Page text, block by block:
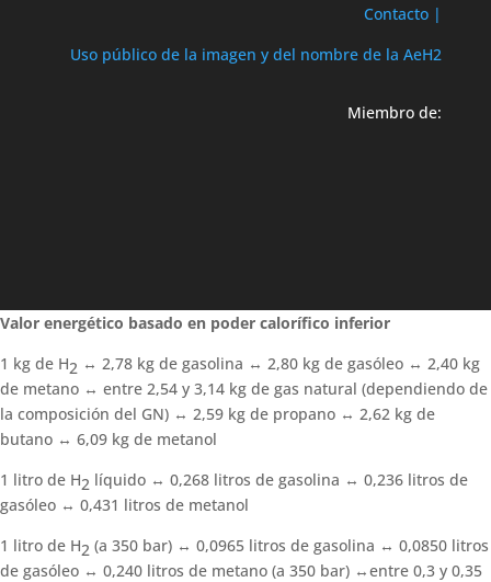
Contacto |
Uso público de la imagen y del nombre de la AeH2
Miembro de:
Valor energético basado en poder calorífico inferior
1 kg de H2 ↔ 2,78 kg de gasolina ↔ 2,80 kg de gasóleo ↔ 2,40 kg
de metano ↔ entre 2,54 y 3,14 kg de gas natural (dependiendo de
la composición del GN) ↔ 2,59 kg de propano ↔ 2,62 kg de
butano ↔ 6,09 kg de metanol
1 litro de H2 líquido ↔ 0,268 litros de gasolina ↔ 0,236 litros de
gasóleo ↔ 0,431 litros de metanol
1 litro de H2 (a 350 bar) ↔ 0,0965 litros de gasolina ↔ 0,0850 litros
de gasóleo ↔ 0,240 litros de metano (a 350 bar) ↔entre 0,3 y 0,35